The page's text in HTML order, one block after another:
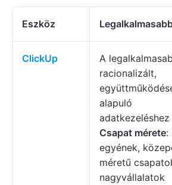
Eszköz
ClickUp
A
racionalizált,
alapuló
adatkezeléshez
Csapat mérete:
egyének,
méretű
nagyvállalatok